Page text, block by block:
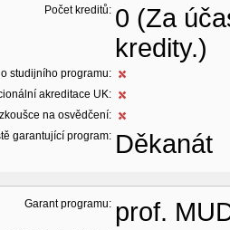
Počet kreditů: 0 (Za
kredity.)
studijního programu:
akreditace UK:
na osvědčení:
garantující program: Děkanát
Garant programu: prof.